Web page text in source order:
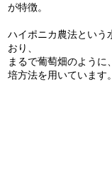
が特徴。
ハイポニカ農法という
おり、
まるで葡萄畑のよう
培方法を用いています。